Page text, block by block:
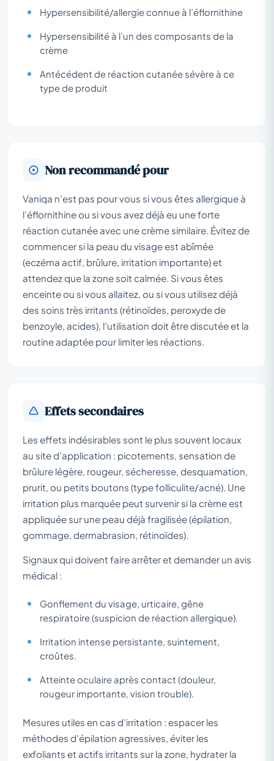
Hypersensibilité/allergie connue à l’éflornithine
Hypersensibilité à l’un des composants de la
crème
Antécédent de réaction cutanée sévère à ce
type de produit
Non recommandé pour
Vaniqa n’est pas pour vous si vous êtes allergique à
l’éflornithine ou si vous avez déjà eu une forte
réaction cutanée avec une crème similaire. Évitez de
commencer si la peau du visage est abîmée
(eczéma actif, brûlure, irritation importante) et
attendez que la zone soit calmée. Si vous êtes
enceinte ou si vous allaitez, ou si vous utilisez déjà
des soins très irritants (rétinoïdes, peroxyde de
benzoyle, acides), l’utilisation doit être discutée et la
routine adaptée pour limiter les réactions.
Effets secondaires
Les effets indésirables sont le plus souvent locaux
au site d’application : picotements, sensation de
brûlure légère, rougeur, sécheresse, desquamation,
prurit, ou petits boutons (type folliculite/acné). Une
irritation plus marquée peut survenir si la crème est
appliquée sur une peau déjà fragilisée (épilation,
gommage, dermabrasion, rétinoïdes).
Signaux qui doivent faire arrêter et demander un avis
médical :
Gonflement du visage, urticaire, gêne
respiratoire (suspicion de réaction allergique).
Irritation intense persistante, suintement,
croûtes.
Atteinte oculaire après contact (douleur,
rougeur importante, vision trouble).
Mesures utiles en cas d’irritation : espacer les
méthodes d’épilation agressives, éviter les
exfoliants et actifs irritants sur la zone, hydrater la